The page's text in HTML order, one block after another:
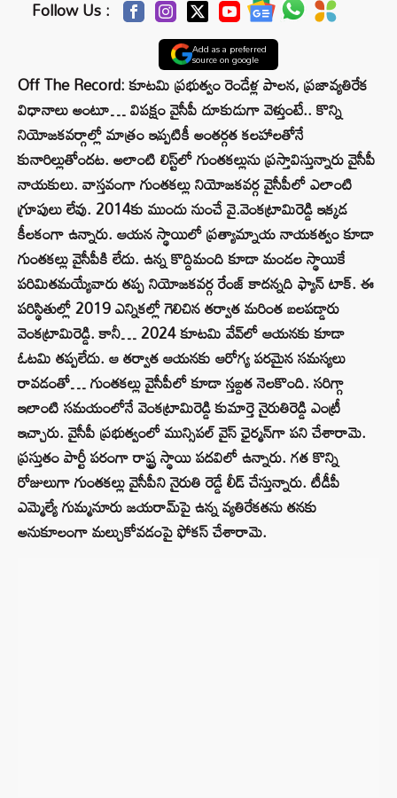
Follow Us :
Add as a preferred
source on google
Off The Record: కూటమి ప్రభుత్వం రెండేళ్ల పాలన, ప్రజావ్యతిరేక
విధానాలు అంటూ… విపక్షం వైసీపీ దూకుడుగా వెళ్తుంటే.. కొన్ని
నియోజకవర్గాల్లో మాత్రం ఇప్పటికీ అంతర్గత కలహాలతోనే
కునారిల్లుతోందట. అలాంటి లిస్ట్‌లో గుంతకల్లును ప్రస్తావిస్తున్నారు వైసీపీ
నాయకులు. వాస్తవంగా గుంతకల్లు నియోజకవర్గ వైసీపీలో ఎలాంటి
గ్రూపులు లేవు. 2014కు ముందు నుంచే వై.వెంకట్రామిరెడ్డి ఇక్కడ
కీలకంగా ఉన్నారు. ఆయన స్థాయిలో ప్రత్యామ్నాయ నాయకత్వం కూడా
గుంతకల్లు వైసీపీకి లేదు. ఉన్న కొద్దిమంది కూడా మండల స్థాయికే
పరిమితమయ్యేవారు తప్ప నియోజకవర్గ రేంజ్‌ కాదన్నది ఫ్యాన్‌ టాక్‌. ఈ
పరిస్థితుల్లో 2019 ఎన్నికల్లో గెలిచిన తర్వాత మరింత బలపడ్డారు
వెంకట్రామిరెడ్డి. కానీ… 2024 కూటమి వేవ్‌లో ఆయనకు కూడా
ఓటమి తప్పలేదు. ఆ తర్వాత ఆయనకు ఆరోగ్య పరమైన సమస్యలు
రావడంతో… గుంతకల్లు వైసీపీలో కూడా స్తబ్దత నెలకొంది. సరిగ్గా
ఇలాంటి సమయంలోనే వెంకట్రామిరెడ్డి కుమార్తె నైరుతిరెడ్డి ఎంట్రీ
ఇచ్చారు. వైసీపీ ప్రభుత్వంలో మున్సిపల్ వైస్ ఛైర్మన్‌గా పని చేశారామె.
ప్రస్తుతం పార్టీ పరంగా రాష్ట్ర స్థాయి పదవిలో ఉన్నారు. గత కొన్ని
రోజులుగా గుంతకల్లు వైసీపీని నైరుతి రెడ్డే లీడ్ చేస్తున్నారు. టీడీపీ
ఎమ్మెల్యే గుమ్మనూరు జయరామ్‌పై ఉన్న వ్యతిరేకతను తనకు
అనుకూలంగా మల్చుకోవడంపై ఫోకస్‌ చేశారామె.